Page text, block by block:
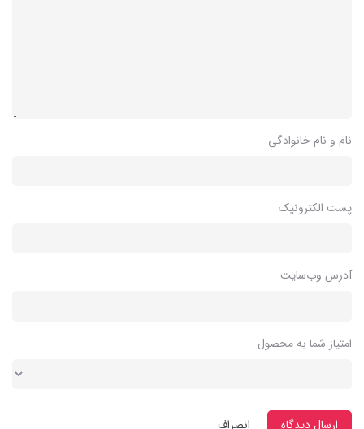
نام و نام خانوادگی
پست الکترونیک
آدرس وب‌سایت
امتیاز شما به محصول
ارسال دیدگاه انصراف